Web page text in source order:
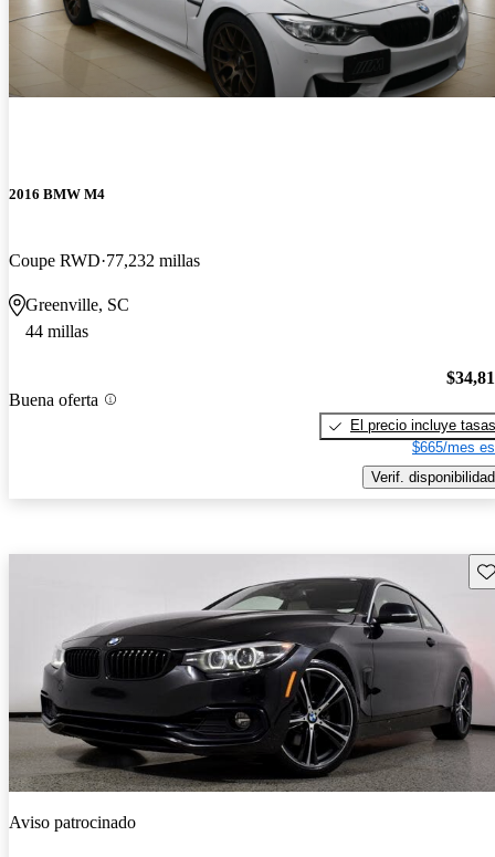
2016 BMW M4
Coupe RWD 77,232 millas
Greenville, SC
44 millas
Buena oferta
El precio incluye tasas
$665/mes
Verif. disponibilidad
Aviso patrocinado